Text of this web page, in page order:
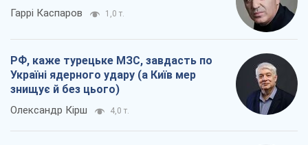
Гаррі Каспаров 1,0 т.
РФ, каже турецьке МЗС, завдасть по
Україні ядерного удару (а Київ мер
знищує й без цього)
Олександр Кірш 4,0 т.